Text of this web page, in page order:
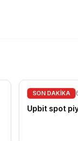
SON DAKİKA
Upbit spot